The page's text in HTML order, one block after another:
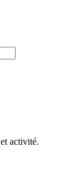
activité.